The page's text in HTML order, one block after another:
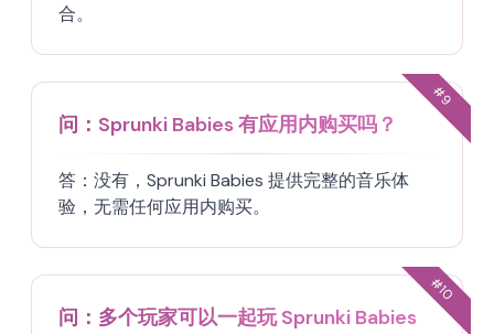
合。
#
9
问： Sprunki Babies 有应用内购买吗？
答： 没有，Sprunki Babies 提供完整的音乐体
验，无需任何应用内购买。
#
10
问： 多个玩家可以一起玩 Sprunki Babies